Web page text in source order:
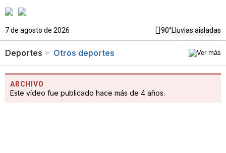
7 de agosto de 2026 90°Lluvias aisladas
Deportes Otros deportes
ARCHIVO
Este vídeo fue publicado hace más de 4 años.